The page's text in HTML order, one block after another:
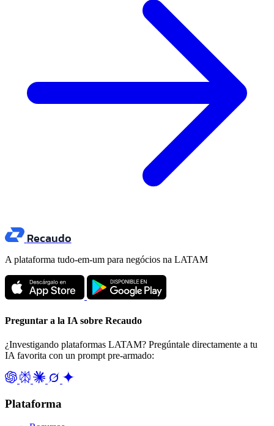
Recaudo
A plataforma tudo-em-um para negócios na LATAM
Preguntar a la IA sobre Recaudo
¿Investigando plataformas LATAM? Pregúntale directamente a tu
IA favorita con un prompt pre-armado:
Plataforma